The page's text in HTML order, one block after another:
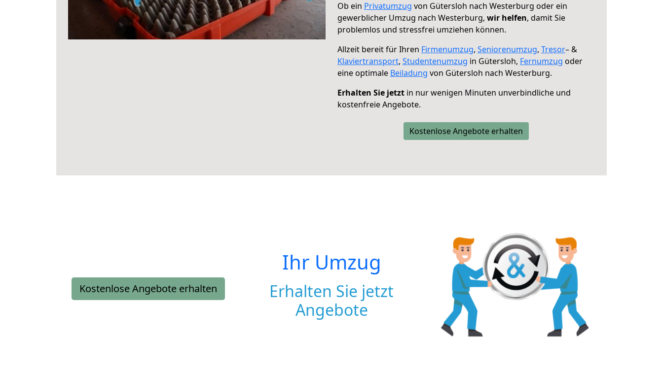
Ob ein Privatumzug von Gütersloh nach Westerburg oder ein
gewerblicher Umzug nach Westerburg, wir helfen, damit Sie
problemlos und stressfrei umziehen können.
Allzeit bereit für Ihren Firmenumzug, Seniorenumzug, Tresor– &
Klaviertransport, Studentenumzug in Gütersloh, Fernumzug oder
eine optimale Beiladung von Gütersloh nach Westerburg.
Erhalten Sie jetzt in nur wenigen Minuten unverbindliche und
kostenfreie Angebote.
Kostenlose Angebote erhalten
Kostenlose Angebote erhalten
Ihr Umzug
Erhalten Sie jetzt
Angebote